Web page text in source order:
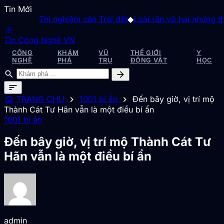
Tin Mới
Thí nghiệm cân Trái đất ◆Loài rắn vô hại nhưng
blur_on
Tin Công Nghệ VN
CÔNG
NGHỆ
KHÁM
PHÁ
VŨ
TRỤ
THẾ GIỚI
ĐỘNG VẬT
Y
HỌC
search
arrow_forward
sort
home TRANG CHỦ chevron_right 1001 bí ẩn chevron_right Đến bây giờ, vị trí mộ
Thành Cát Tư Hãn vẫn là một điều bí ẩn
1001 bí ẩn
Đến bây giờ, vị trí mộ Thành Cát Tư
Hãn vẫn là một điều bí ẩn
admin